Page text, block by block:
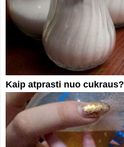
Kaip atprasti nuo cukraus?